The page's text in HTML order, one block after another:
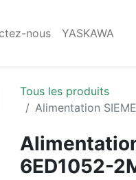
nous YASKAWA
Tous les produits
Alimentation
6ED1052-